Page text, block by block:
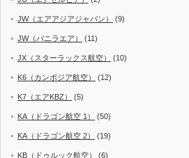
JW（エアアジアジャパン） (9)
JW（バニラエア） (11)
JX（スターラックス航空） (10)
K6（カンボジア航空） (12)
K7（エアKBZ） (5)
KA（ドラゴン航空 1） (50)
KA（ドラゴン航空 2） (19)
KB（ドゥルック航空） (6)